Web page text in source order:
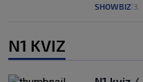
SHOWBIZ 3.
N1 KVIZ